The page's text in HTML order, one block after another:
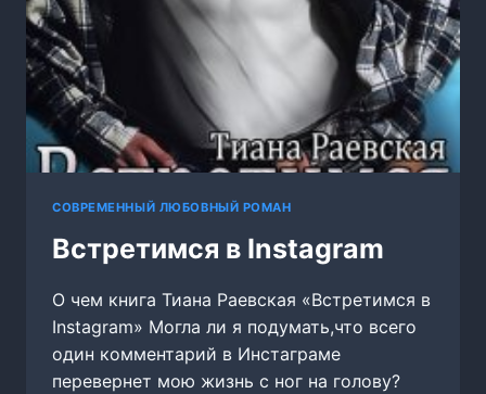
СОВРЕМЕННЫЙ ЛЮБОВНЫЙ РОМАН
Встретимся в Instagram
О чем книга Тиана Раевская «Встретимся в
Instagram» Могла ли я подумать,что всего
один комментарий в Инстаграме
перевернет мою жизнь с ног на голову?